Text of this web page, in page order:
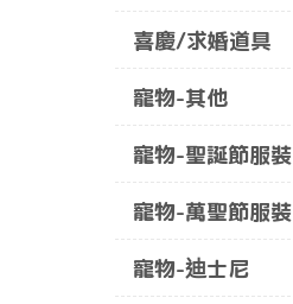
喜慶/求婚道具
寵物-其他
寵物-聖誕節服裝
寵物-萬聖節服裝
寵物-迪士尼